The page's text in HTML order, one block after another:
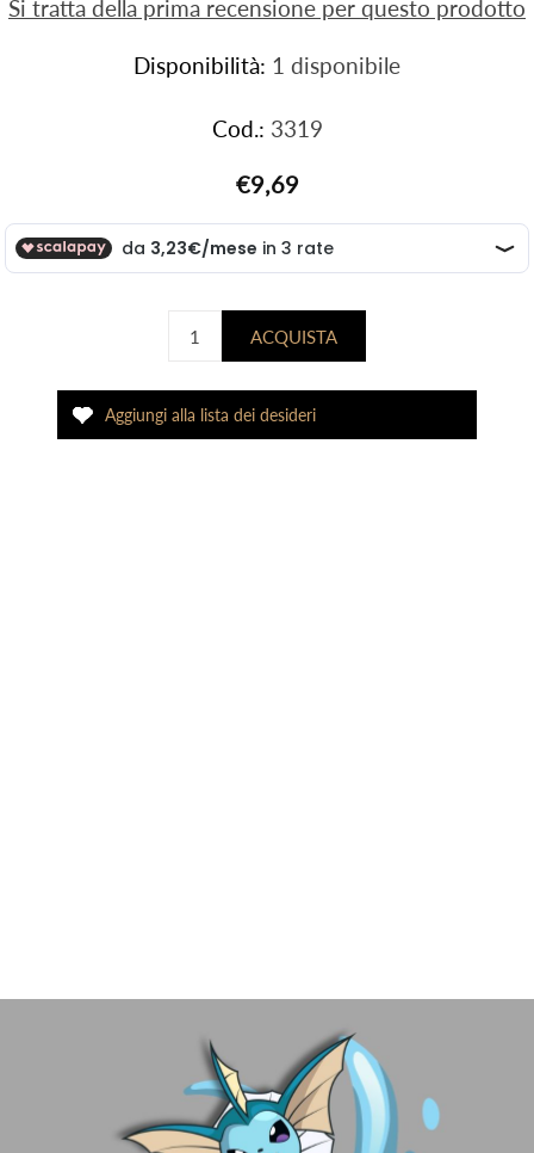
Si tratta della prima recensione per questo prodotto
Disponibilità: 1 disponibile
Cod.: 3319
€9,69